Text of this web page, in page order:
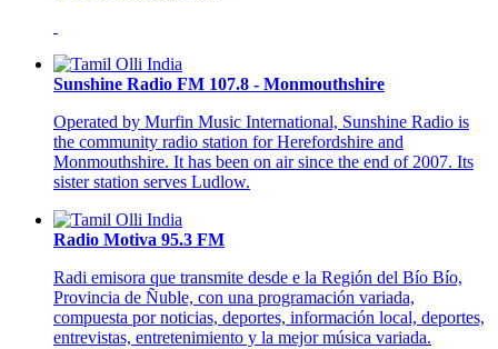
Sunshine Radio FM 107.8 - Monmouthshire
Operated by Murfin Music International, Sunshine Radio is
the community radio station for Herefordshire and
Monmouthshire. It has been on air since the end of 2007. Its
sister station serves Ludlow.
Radio Motiva 95.3 FM
Radi emisora que transmite desde e la Región del Bío Bío,
Provincia de Ñuble, con una programación variada,
compuesta por noticias, deportes, información local, deportes,
entrevistas, entretenimiento y la mejor música variada.